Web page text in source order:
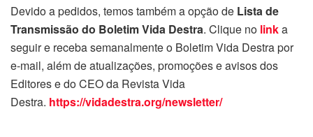
Devido a pedidos, temos também a opção de Lista de
Transmissão do Boletim Vida Destra. Clique no linka
seguir e receba semanalmente o Boletim Vida Destra por
e-mail, além de atualizações, promoções e avisos dos
Editores e do CEO da Revista Vida
Destra. https://vidadestra.org/newsletter/